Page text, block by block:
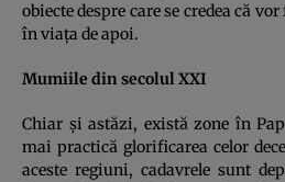
obiecte despre care se credea că
în viaţa de apoi.
Mumiile din secolul XXI
Chiar şi astăzi, există zone în
mai practică glorificarea celor
aceste regiuni, cadavrele sunt